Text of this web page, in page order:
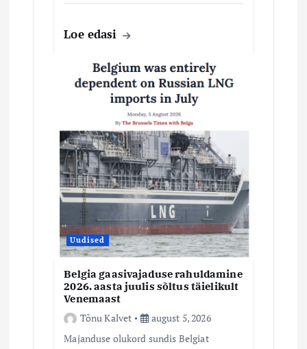
Loe edasi
Uudised
Belgia gaasivajaduse rahuldamine
2026. aasta juulis sõltus täielikult
Venemaast
Tõnu Kalvet
august 5, 2026
Majanduse olukord sundis Belgiat